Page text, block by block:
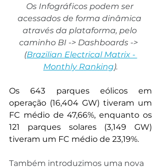
Os Infográficos podem ser
acessados de forma dinâmica
através da plataforma, pelo
caminho BI -> Dashboards ->
(Brazilian Electrical Matrix -
Monthly Ranking).
Os 643 parques eólicos em
operação (16,404 GW) tiveram um
FC médio de 47,66%, enquanto os
121 parques solares (3,149 GW)
tiveram um FC médio de 23,19%.
Também introduzimos uma nova